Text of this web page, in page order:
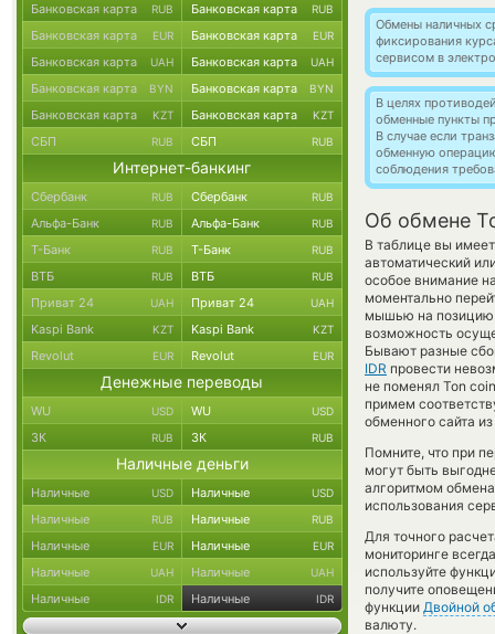
Обмены наличных
фиксирования
сервисом в
В целях
обменные пункты
В случае если
обменную
соблюдения
Об обмене
В таблице вы
автоматический
особое внимание
моментально
мышью на позицию
возможность
Бывают разные
IDR провести
не поменял Ton
примем
обменного сайта
Помните, что при
могут быть
алгоритмом
использования
Для точного
мониторинге
используйте
получите
функции Двойной
валюту.
Банковская карта RUB Банковская карта RUB
Банковская карта EUR Банковская карта EUR
Банковская карта UAH Банковская карта UAH
Банковская карта BYN Банковская карта BYN
Банковская карта KZT Банковская карта KZT
СБП RUB СБП RUB
Интернет-банкинг
Сбербанк RUB Сбербанк RUB
Альфа-Банк RUB Альфа-Банк RUB
Т-Банк RUB Т-Банк RUB
ВТБ RUB ВТБ RUB
Приват 24 UAH Приват 24 UAH
Kaspi Bank KZT Kaspi Bank KZT
Revolut EUR Revolut EUR
Денежные переводы
WU USD WU USD
ЗК RUB ЗК RUB
Наличные деньги
Наличные USD Наличные USD
Наличные RUB Наличные RUB
Наличные EUR Наличные EUR
Наличные UAH Наличные UAH
Наличные IDR Наличные IDR